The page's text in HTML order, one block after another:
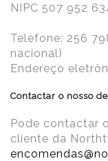
NIPC 507 952
Telefone: 256
nacional)
Endereço
Contactar o nosso
Pode contactar
cliente da